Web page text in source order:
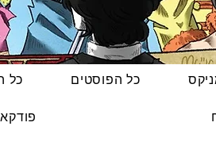
כל הפוסטים כל